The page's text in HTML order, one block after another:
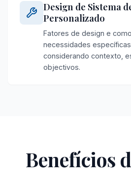
Design de Sistema
Personalizado
Fatores de design e
necessidades
considerando contexto,
objectivos.
Benefícios